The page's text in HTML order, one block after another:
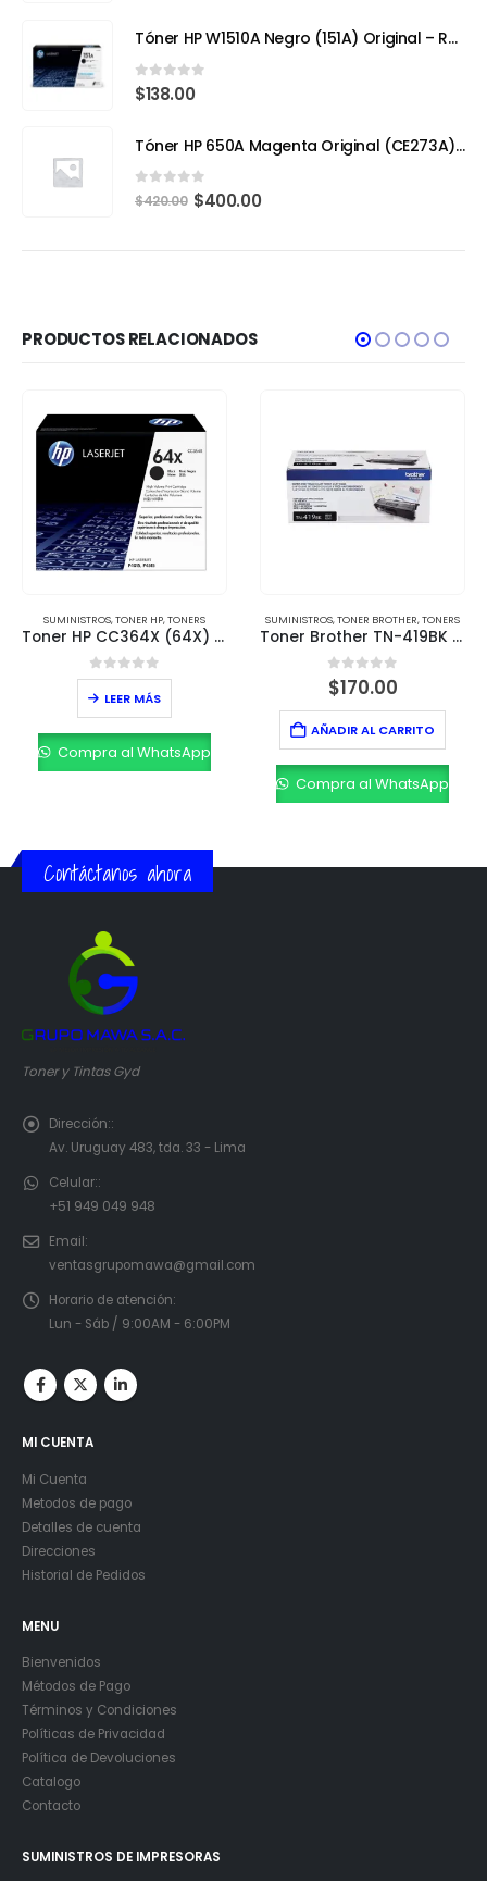
Tóner HP W1510A Negro (151A) Original – Rendimiento Eficiente para tu HP LaserJet Pro 4103fdw
0out of 5
$138.00
Tóner HP 650A Magenta Original (CE273A) – Calidad Profesional y Rendimiento Superior
0 out of 5
$420.00 $400.00
PRODUCTOS RELACIONADOS
SUMINISTROS,TONER HP,TONERS
Toner HP CC364X (64X) Negro – Rendimiento 24,000 páginas
0out of 5
LEER MÁS
Compra al WhatsApp
SUMINISTROS,TONER BROTHER,TONERS
Toner Brother TN-419BK Negro – Rendimiento de 9,000 páginas
0out of 5
$170.00
AÑADIR AL CARRITO
Compra al WhatsApp
Contáctanos ahora
Toner y Tintas Gyd
Dirección::
Av. Uruguay 483, tda. 33 - Lima
Celular::
+51 949 049 948
Email:
ventasgrupomawa@gmail.com
Horario de atención:
Lun - Sáb / 9:00AM - 6:00PM
MI CUENTA
Mi Cuenta
Metodos de pago
Detalles de cuenta
Direcciones
Historial de Pedidos
MENU
Bienvenidos
Métodos de Pago
Términos y Condiciones
Políticas de Privacidad
Política de Devoluciones
Catalogo
Contacto
SUMINISTROS DE IMPRESORAS